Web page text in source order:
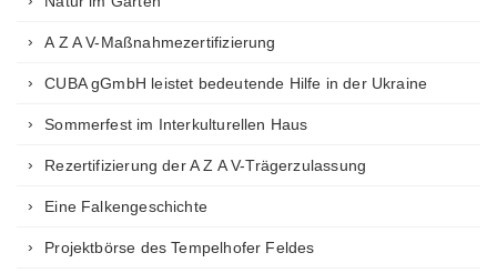
A Z A V-Maßnahmezertifizierung
CUBA gGmbH leistet bedeutende Hilfe in der Ukraine
Sommerfest im Interkulturellen Haus
Rezertifizierung der A Z A V-Trägerzulassung
Eine Falkengeschichte
Projektbörse des Tempelhofer Feldes